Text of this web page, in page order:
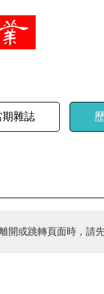
期雜誌
開或跳轉頁面時，請